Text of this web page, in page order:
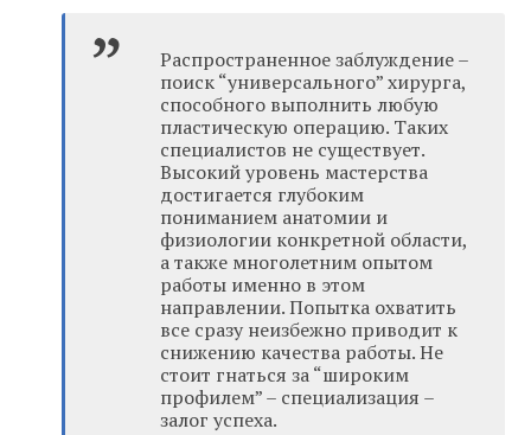
Распространенное заблуждение –
поиск “универсального” хирурга,
способного выполнить любую
пластическую операцию. Таких
специалистов не существует.
Высокий уровень мастерства
достигается глубоким
пониманием анатомии и
физиологии конкретной области,
а также многолетним опытом
работы именно в этом
направлении. Попытка охватить
все сразу неизбежно приводит к
снижению качества работы. Не
стоит гнаться за “широким
профилем” – специализация –
залог успеха.